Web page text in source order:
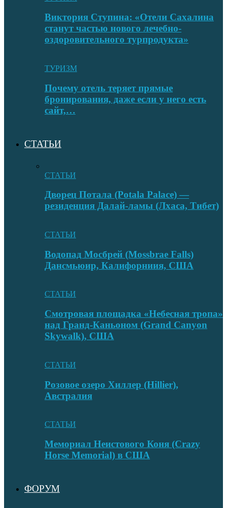
Виктория Ступина: «Отели Сахалина
станут частью нового лечебно-
оздоровительного турпродукта»
ТУРИЗМ
Почему отель теряет прямые
бронирования, даже если у него есть
сайт,…
СТАТЬИ
СТАТЬИ
Дворец Потала (Potala Palace) —
резиденция Далай-ламы (Лхаса, Тибет)
СТАТЬИ
Водопад Мосбрей (Mossbrae Falls)
Дансмьюир, Калифорниия, США
СТАТЬИ
Смотровая площадка «Небесная тропа»
над Гранд-Каньоном (Grand Canyon
Skywalk), США
СТАТЬИ
Розовое озеро Хиллер (Hillier),
Австралия
СТАТЬИ
Мемориал Неистового Коня (Crazy
Horse Memorial) в США
ФОРУМ